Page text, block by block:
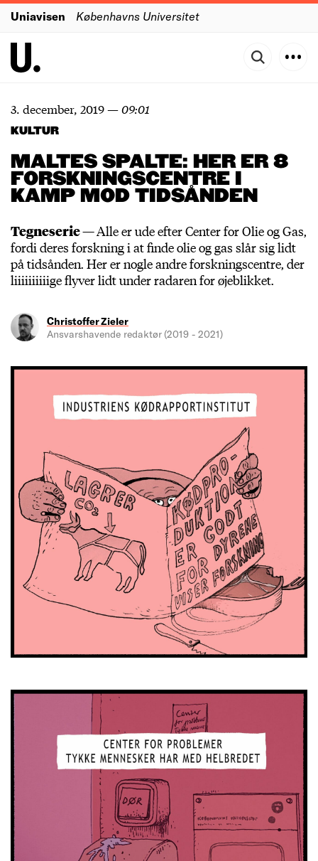
Uniavisen Københavns Universitet
3. december, 2019—09:01
KULTUR
MALTES SPALTE: HER ER 8
FORSKNINGSCENTRE I
KAMP MOD TIDSÅNDEN
Tegneserie —Alle er ude efter Center for Olie og Gas,
fordi deres forskning i at finde olie og gas slår sig lidt
på tidsånden. Her er nogle andre forskningscentre, der
liiiiiiiiiige flyver lidt under radaren for øjeblikket.
Christoffer Zieler
Ansvarshavende redaktør (2019 - 2021)